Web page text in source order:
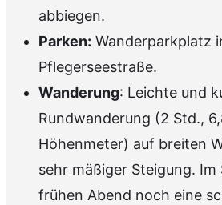
abbiegen.
Parken: Wanderparkplatz
Pflegerseestraße.
Wanderung: Leichte und
Rundwanderung (2 Std.,
Höhenmeter) auf breiten
sehr mäßiger Steigung. Im
frühen Abend noch eine